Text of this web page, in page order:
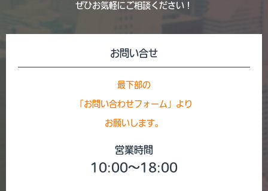
ぜひお気軽にご相談ください！
お問い合せ
最下部の
「お問い合わせフォーム」より
お願いします。
営業時間
10:00～18:00